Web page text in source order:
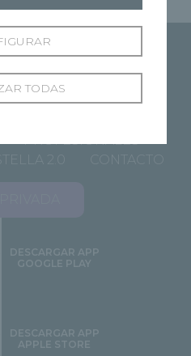
PROFESIONALES
STELLA 2.0 CONTACTO
DESCARGAR APP
GOOGLE PLAY
DESCARGAR APP
APPLE STORE
TODAS